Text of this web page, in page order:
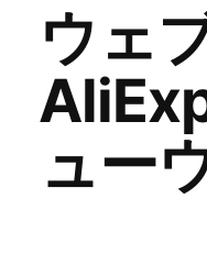
ウェ
ュー